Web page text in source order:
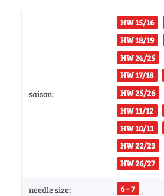
saison:
HW 15/16
HW 18/19
HW 24/25
HW 17/18
HW 25/26
HW 11/12
HW 10/11
HW 22/23
HW 26/27
needle size: 6 - 7